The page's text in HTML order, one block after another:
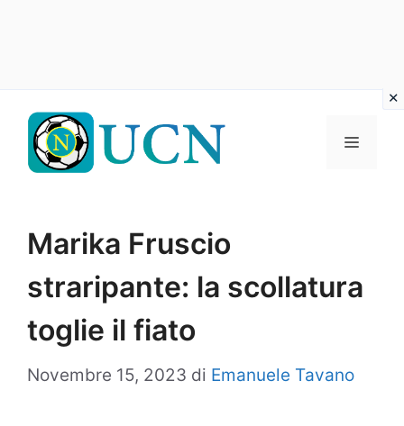
contenuto
Menu
Marika Fruscio
straripante: la scollatura
toglie il fiato
Novembre 15, 2023 di Emanuele Tavano